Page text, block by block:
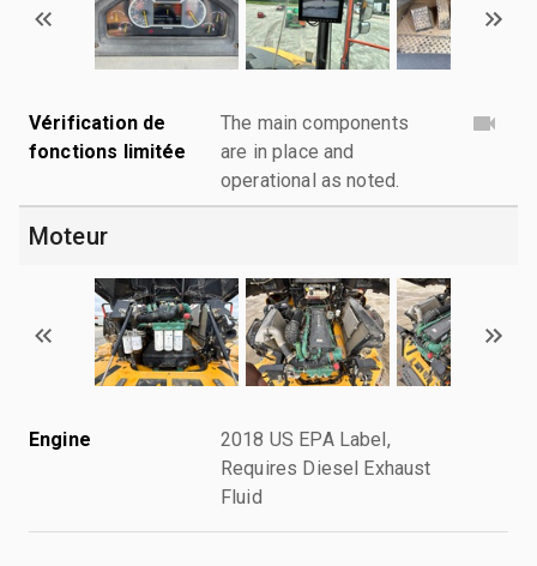
Vérification de
fonctions limitée
The main components
are in place and
operational as noted.
Moteur
Engine
2018 US EPA Label,
Requires Diesel Exhaust
Fluid